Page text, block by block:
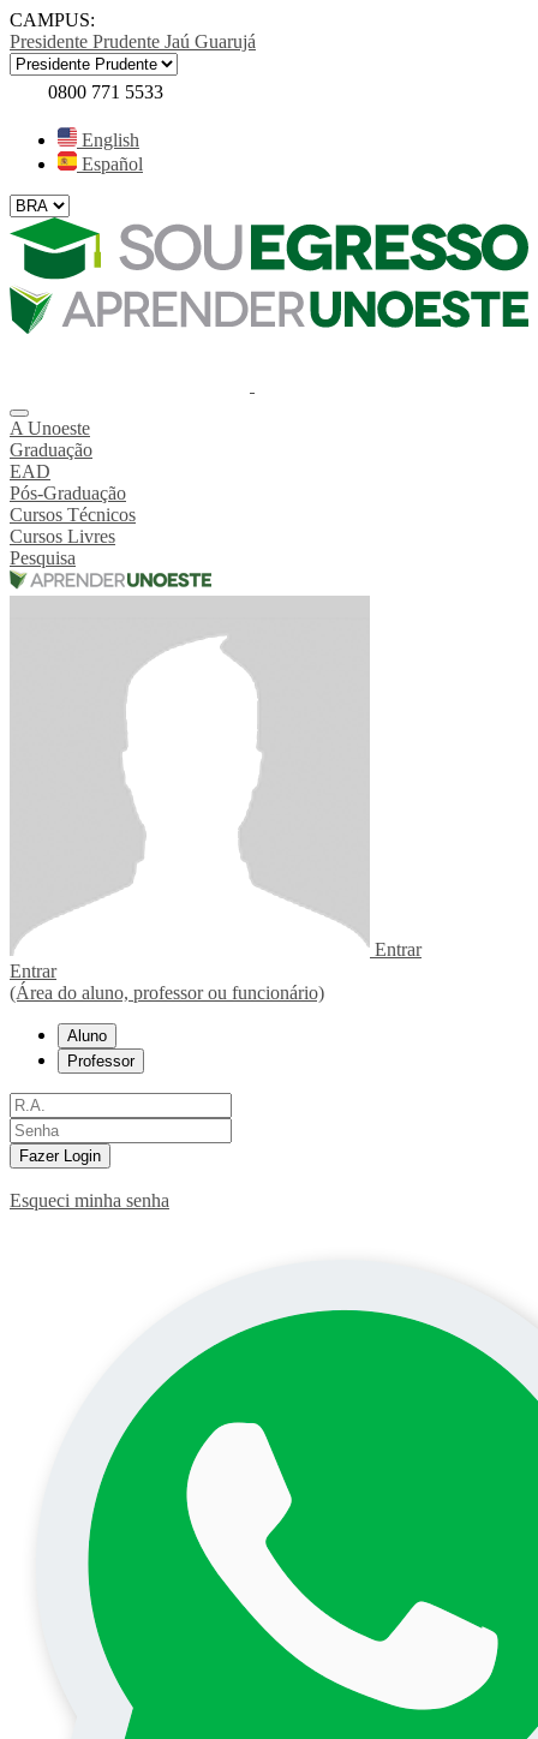
CAMPUS:
Presidente Prudente Jaú Guarujá
0800 771 5533
English
Español
A Unoeste
Graduação
EAD
Pós-Graduação
Cursos Técnicos
Cursos Livres
Pesquisa
Entrar
Entrar
(Área do aluno, professor ou funcionário)
Aluno
Professor
Fazer Login
Esqueci minha senha